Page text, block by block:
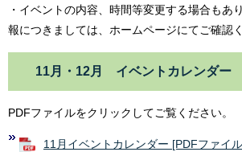
・イベントの内容、時間等変更する場合もあ
報につきましては、ホームページにてご確認く
11月・12月 イベントカレンダー
PDFファイルをクリックしてご覧ください。
11月イベントカレンダー [PDFファイ